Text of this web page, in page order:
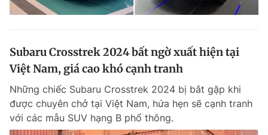
Subaru Crosstrek 2024 bất ngờ xuất hiện tại
Việt Nam, giá cao khó cạnh tranh
Những chiếc Subaru Crosstrek 2024 bị bắt gặp khi
được chuyên chở tại Việt Nam, hứa hẹn sẽ cạnh tranh
với các mẫu SUV hạng B phổ thông.